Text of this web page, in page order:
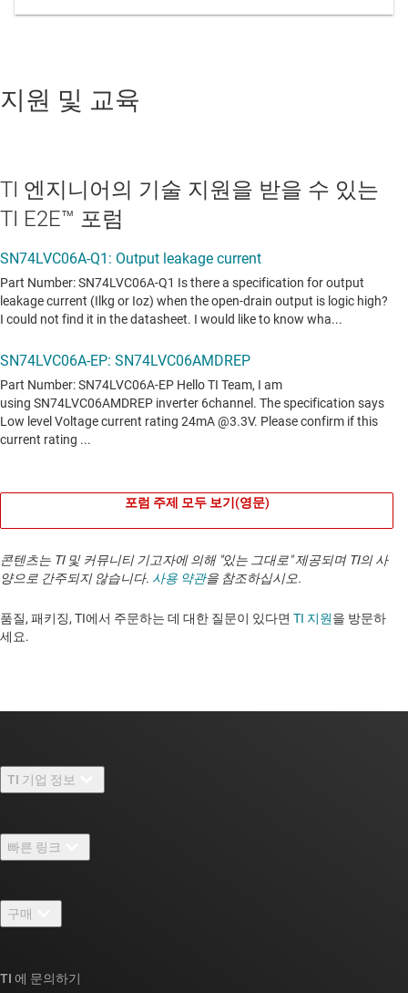
지원 및 교육
TI 엔지니어의 기술 지원을 받을 수 있는
TI E2E™ 포럼
포럼 주제 모두 보기(영문)
콘텐츠는 TI 및 커뮤니티 기고자에 의해 "있는 그대로" 제공되며 TI의 사
양으로 간주되지 않습니다. 사용 약관을 참조하십시오.
품질, 패키징, TI에서 주문하는 데 대한 질문이 있다면 TI 지원을 방문하
세요. ​​​​​​​​​​​​​​
TI 기업 정보
채용
뉴스룸
이벤트
빠른 링크
TI E2E™ 설계 지원 포럼
대체품 검색
구매
TI 에 문의하기